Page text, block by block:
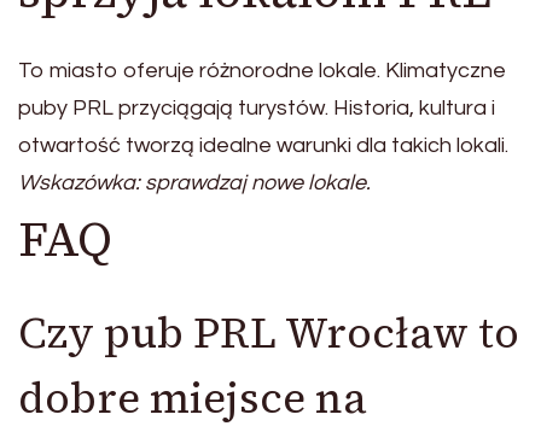
To miasto oferuje różnorodne lokale. Klimatyczne
puby PRL przyciągają turystów. Historia, kultura i
otwartość tworzą idealne warunki dla takich lokali.
Wskazówka: sprawdzaj nowe lokale.
FAQ
Czy pub PRL Wrocław to
dobre miejsce na